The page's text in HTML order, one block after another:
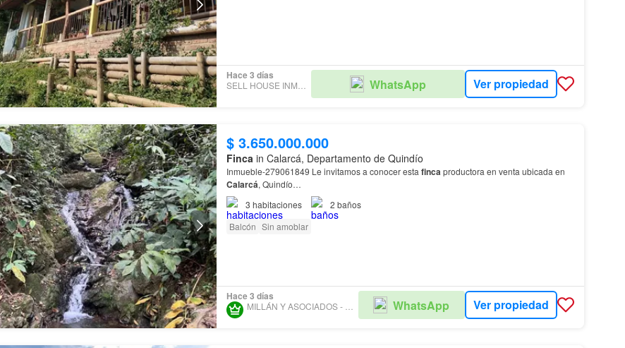
Hace 3 días
WhatsApp Ver propiedad
$ 3.650.000.000
Finca in Calarcá, Departamento de Quindío
Inmueble-279061849 Le invitamos a conocer esta fincaproductora en venta ubicada en
Calarcá, Quindío…
3 habitaciones 2 baños
Balcón Sin amoblar
Hace 3 días
WhatsApp Ver propiedad